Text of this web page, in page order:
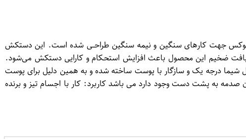
برش تمام مواد فوکس جهت کارهای سنگین و نیمه سنگین طراحــی شده است. این دستکش
بافت ضخیم این محصول باعث افزایش استحـکام و کارایی دستکش می‌شود.
درجه یک و سازگار با پوست ساخته شده و به همین دلیل برای پوست
به پشت دست وجود دارد می باشد کاربرد: کار با اجسام تیز و برنده